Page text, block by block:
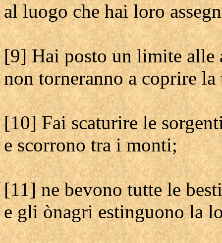
al luogo che hai loro
[9] Hai posto un limite alle
non torneranno a coprire la
[10] Fai scaturire le
e scorrono tra i monti;
[11] ne bevono tutte le
e gli ònagri estinguono la